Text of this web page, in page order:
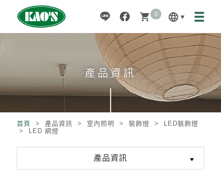
language
shopping_cart 0
產品資訊
首頁 > 產品資訊 > 室內照明 > 裝飾燈 >
LED裝飾燈
>
LED 網燈
產品資訊